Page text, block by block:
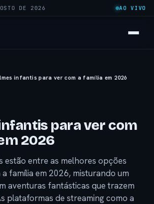
DE 2026 AO VIVO
infantis para ver com a família em 2026
para ver com
2026
estão entre as melhores opções
família em 2026, misturando um
aventuras fantásticas que trazem
plataformas de streaming como a